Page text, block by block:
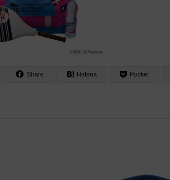
Share Hatena Pocket